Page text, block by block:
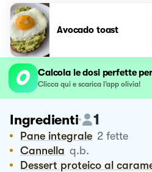
Avocado toast
Calcola le dosi perfette
Clicca qui e scarica l’app olivia!
Ingredienti 1
Pane integrale 2 fette
Cannella q.b.
Dessert proteico al